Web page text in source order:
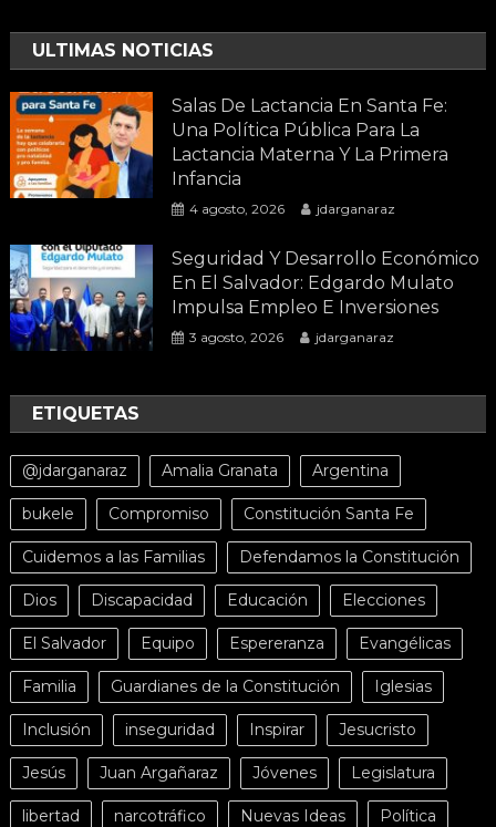
ULTIMAS NOTICIAS
Salas De Lactancia En Santa Fe:
Una Política Pública Para La
Lactancia Materna Y La Primera
Infancia
4 agosto, 2026 jdarganaraz
Seguridad Y Desarrollo Económico
En El Salvador: Edgardo Mulato
Impulsa Empleo E Inversiones
3 agosto, 2026 jdarganaraz
ETIQUETAS
@jdarganaraz Amalia Granata Argentina
bukele Compromiso Constitución Santa Fe
Cuidemos a las Familias Defendamos la Constitución
Dios Discapacidad Educación Elecciones
El Salvador Equipo Espereranza Evangélicas
Familia Guardianes de la Constitución Iglesias
Inclusión inseguridad Inspirar Jesucristo
Jesús Juan Argañaraz Jóvenes Legislatura
libertad narcotráfico Nuevas Ideas Política